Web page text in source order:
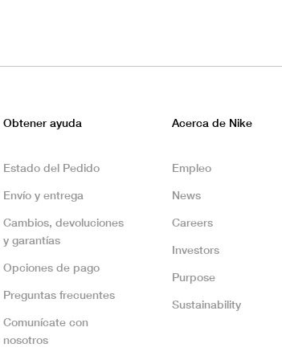
Obtener ayuda
Estado del Pedido
Envío y entrega
Cambios, devoluciones
y garantías
Opciones de pago
Preguntas frecuentes
Comunícate con
nosotros
Acerca de Nike
Empleo
News
Careers
Investors
Purpose
Sustainability